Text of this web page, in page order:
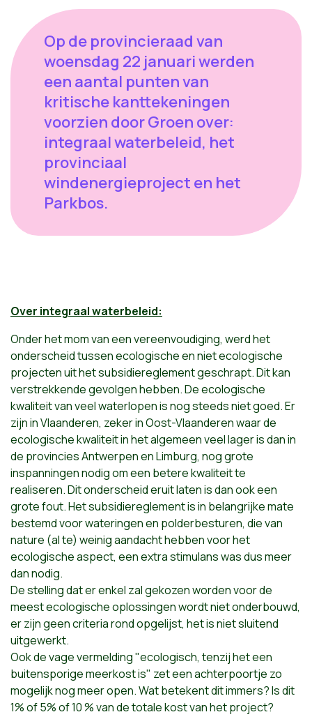
Op de provincieraad van
woensdag 22 januari werden
een aantal punten van
kritische kanttekeningen
voorzien door Groen over:
integraal waterbeleid, het
provinciaal
windenergieproject en het
Parkbos.
Over integraal waterbeleid:
Onder het mom van een vereenvoudiging, werd het
onderscheid tussen ecologische en niet ecologische
projecten uit het subsidiereglement geschrapt. Dit kan
verstrekkende gevolgen hebben. De ecologische
kwaliteit van veel waterlopen is nog steeds niet goed. Er
zijn in Vlaanderen, zeker in Oost-Vlaanderen waar de
ecologische kwaliteit in het algemeen veel lager is dan in
de provincies Antwerpen en Limburg, nog grote
inspanningen nodig om een betere kwaliteit te
realiseren. Dit onderscheid eruit laten is dan ook een
grote fout. Het subsidiereglement is in belangrijke mate
bestemd voor wateringen en polderbesturen, die van
nature (al te) weinig aandacht hebben voor het
ecologische aspect, een extra stimulans was dus meer
dan nodig.
De stelling dat er enkel zal gekozen worden voor de
meest ecologische oplossingen wordt niet onderbouwd,
er zijn geen criteria rond opgelijst, het is niet sluitend
uitgewerkt.
Ook de vage vermelding "ecologisch, tenzij het een
buitensporige meerkost is" zet een achterpoortje zo
mogelijk nog meer open. Wat betekent dit immers? Is dit
1% of 5% of 10 % van de totale kost van het project?